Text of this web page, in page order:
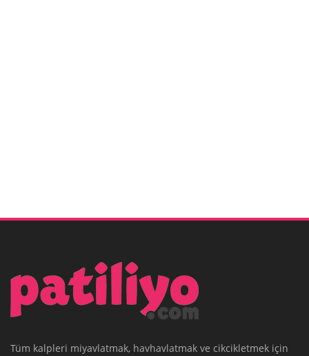
Tüm kalpleri miyavlatmak, havhavlatmak ve cikcikletmek için